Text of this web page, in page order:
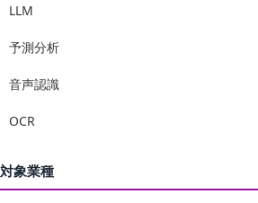
LLM
予測分析
音声認識
OCR
対象業種